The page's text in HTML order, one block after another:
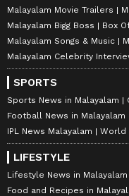
Malayalam Movie Trailers
Malayalam Bigg Boss
Box
Malayalam Songs & Music
Malayalam Celebrity
SPORTS
Sports News in Malayalam
Football News in Malayalam
IPL News Malayalam
World
LIFESTYLE
Lifestyle News in Malayalam
Food and Recipes in